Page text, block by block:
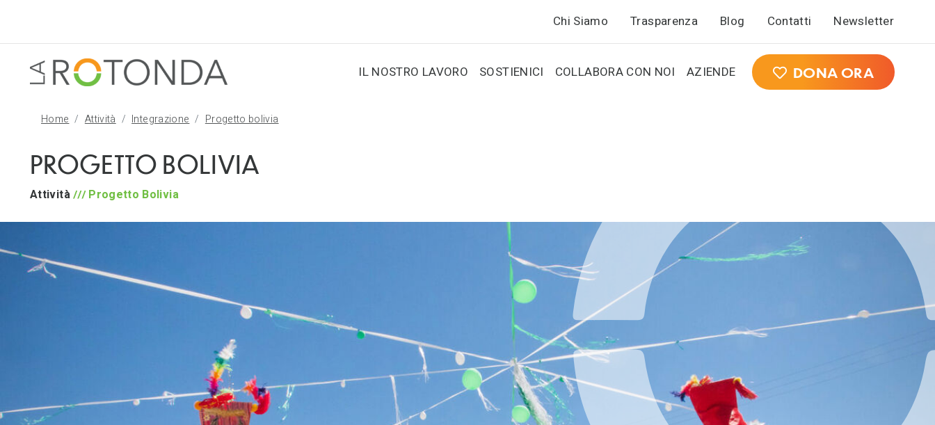
Chi Siamo Trasparenza Blog Contatti Newsletter
IL NOSTRO LAVORO SOSTIENICI COLLABORA CON NOI AZIENDE DONA ORA
Home Attività Integrazione Progetto bolivia
PROGETTO BOLIVIA
Attività Progetto Bolivia